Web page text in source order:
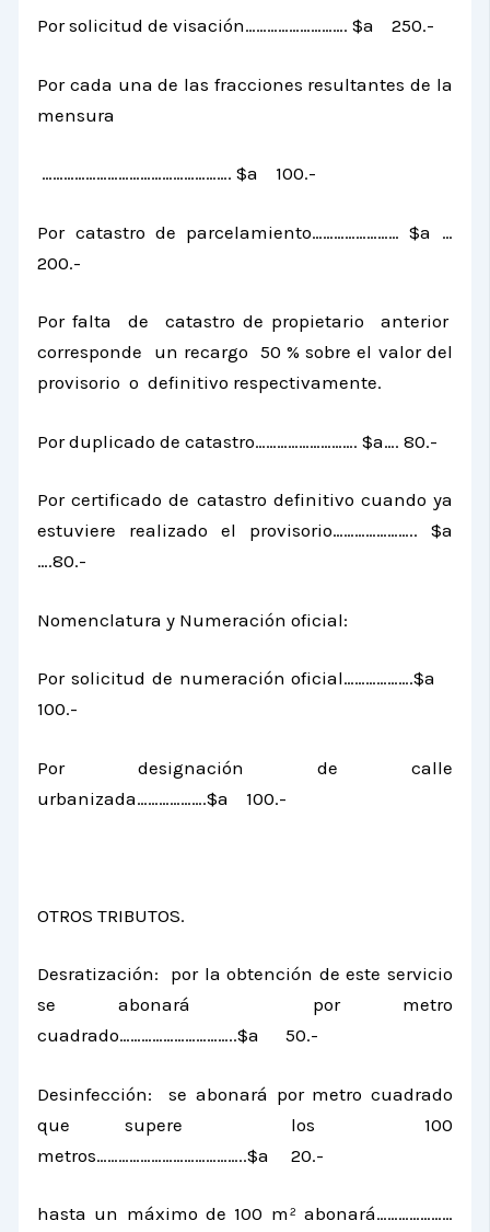
Por solicitud de visación………………………. $a 250.-
Por cada una de las fracciones resultantes de la
mensura
……………………………………………. $a 100.-
Por catastro de parcelamiento…………………… $a …
200.-
Por falta de catastro de propietario anterior
corresponde un recargo 50 % sobre el valor del
provisorio o definitivo respectivamente.
Por duplicado de catastro………………………. $a…. 80.-
Por certificado de catastro definitivo cuando ya
estuviere realizado el provisorio………………….. $a
….80.-
Nomenclatura y Numeración oficial:
Por solicitud de numeración oficial……………….$a
100.-
Por designación de calle
urbanizada……………….$a 100.-
OTROS TRIBUTOS.
Desratización: por la obtención de este servicio
se abonará por metro
cuadrado…………………………..$a 50.-
Desinfección: se abonará por metro cuadrado
que supere los 100
metros…………………………………..$a 20.-
hasta un máximo de 100 m² abonará…………………